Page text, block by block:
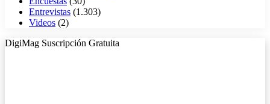
Entrevistas (1.303)
Videos (2)
DigiMag Suscripción Gratuita